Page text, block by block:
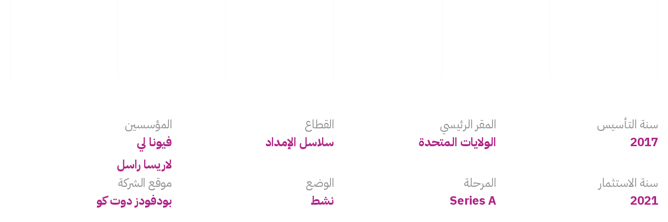
سنة التأسيس
2017
المقر الرئيسي
الولايات المتحدة
القطاع
‏سلاسل الإمداد
المؤسسين
فيونا لي
لاريسا راسل
سنة ‏الاستثمار
2021
المرحلة
Series A
الوضع
نشط
موقع الشركة
بودفودز دوت كو